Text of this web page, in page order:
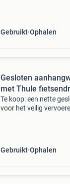
Gebruikt Ophalen
Gesloten
met Thule
Te koop: een nette
voor het veilig
Gebruikt Ophalen